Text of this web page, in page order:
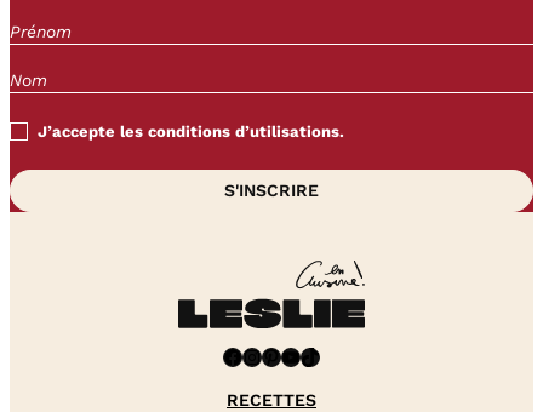
J’accepte les conditions d’utilisations.
Facebook InstagramPinterest YouTube TikTok
RECETTES